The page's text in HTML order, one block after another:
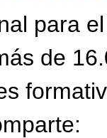
para
de